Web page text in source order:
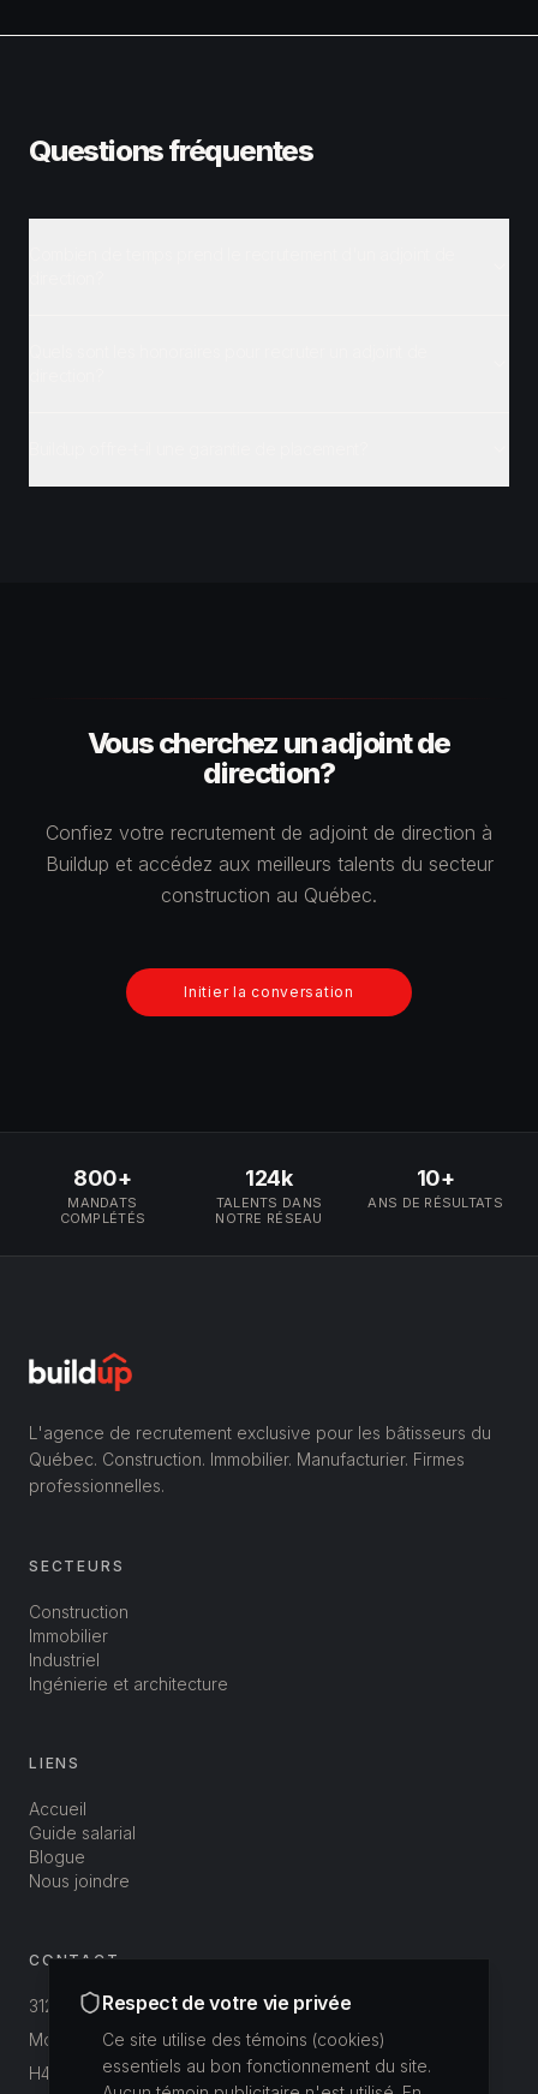
Questions fréquentes
Vous cherchez un adjoint de
direction?
Confiez votre recrutement de adjoint de direction à
Buildup et accédez aux meilleurs talents du secteur
construction au Québec.
Initier la conversation
800+
MANDATS
COMPLÉTÉS
124k
TALENTS DANS
NOTRE RÉSEAU
10+
ANS DE RÉSULTATS
L'agence de recrutement exclusive pour les bâtisseurs du
Québec. Construction. Immobilier. Manufacturier. Firmes
professionnelles.
SECTEURS
Construction
Immobilier
Industriel
Ingénierie et architecture
LIENS
Accueil
Guide salarial
Blogue
Nous joindre
CONTACT
312-3800 St-Patrick
Montréal, Québec, Canada
H4E 1A4
Respect de votre vie privée
Ce site utilise des témoins (cookies)
essentiels au bon fonctionnement du site.